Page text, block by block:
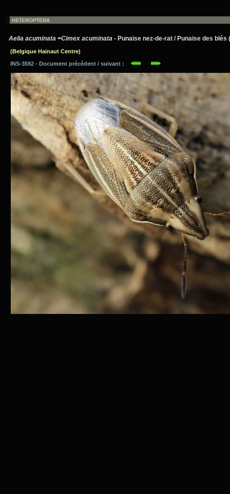
Aelia acuminata =Cimex acuminata - Punaise nez-de-rat / Punaise des blés
(Belgique Hainaut Centre)
INS-3592 - Document précédent / suivant :